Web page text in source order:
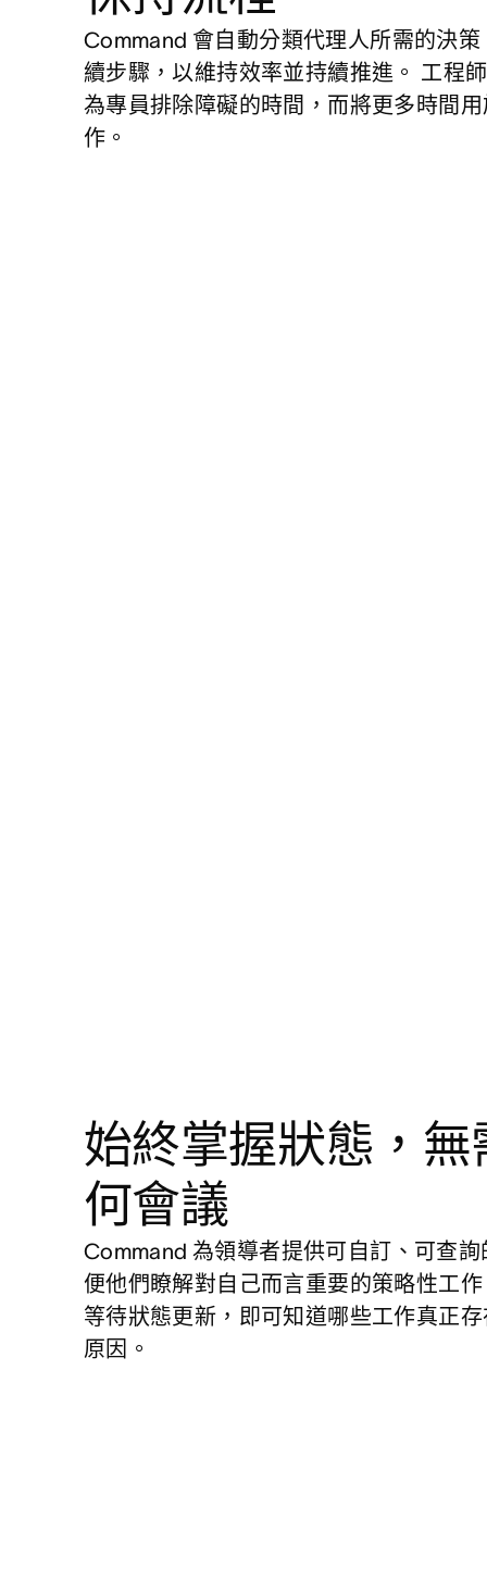
Command 會自動分類代理人所需的決
續步驟，以維持效率並持續推進。 工程
為專員排除障礙的時間，而將更多時間
作。
始終掌握狀態，無
何會議
Command 為領導者提供可自訂、可查
便他們瞭解對自己而言重要的策略性工
等待狀態更新，即可知道哪些工作真正
原因。